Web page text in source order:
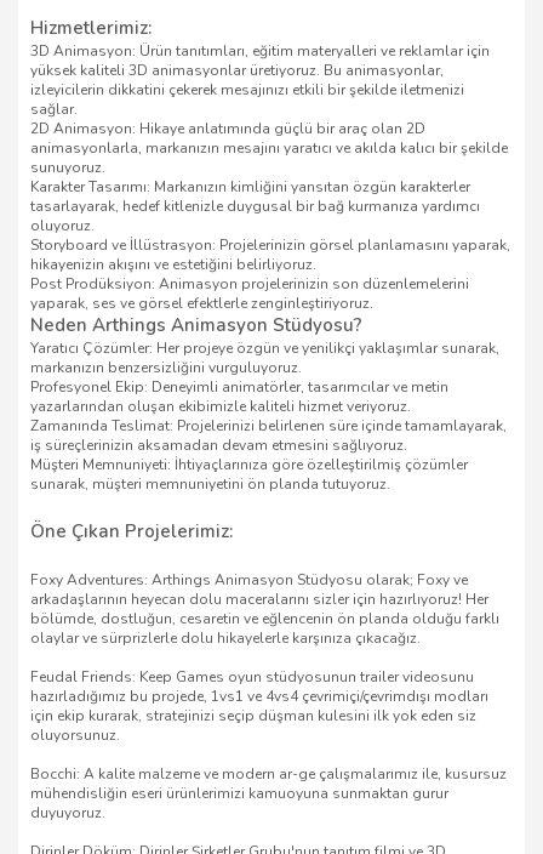
Hizmetlerimiz:
3D Animasyon: Ürün tanıtımları, eğitim materyalleri ve reklamlar için
yüksek kaliteli 3D animasyonlar üretiyoruz. Bu animasyonlar,
izleyicilerin dikkatini çekerek mesajınızı etkili bir şekilde iletmenizi
sağlar.
2D Animasyon: Hikaye anlatımında güçlü bir araç olan 2D
animasyonlarla, markanızın mesajını yaratıcı ve akılda kalıcı bir şekilde
sunuyoruz.
Karakter Tasarımı: Markanızın kimliğini yansıtan özgün karakterler
tasarlayarak, hedef kitlenizle duygusal bir bağ kurmanıza yardımcı
oluyoruz.
Storyboard ve İllüstrasyon: Projelerinizin görsel planlamasını yaparak,
hikayenizin akışını ve estetiğini belirliyoruz.
Post Prodüksiyon: Animasyon projelerinizin son düzenlemelerini
yaparak, ses ve görsel efektlerle zenginleştiriyoruz.
Neden Arthings Animasyon Stüdyosu?
Yaratıcı Çözümler: Her projeye özgün ve yenilikçi yaklaşımlar sunarak,
markanızın benzersizliğini vurguluyoruz.
Profesyonel Ekip: Deneyimli animatörler, tasarımcılar ve metin
yazarlarından oluşan ekibimizle kaliteli hizmet veriyoruz.
Zamanında Teslimat: Projelerinizi belirlenen süre içinde tamamlayarak,
iş süreçlerinizin aksamadan devam etmesini sağlıyoruz.
Müşteri Memnuniyeti: İhtiyaçlarınıza göre özelleştirilmiş çözümler
sunarak, müşteri memnuniyetini ön planda tutuyoruz.
Öne Çıkan Projelerimiz:
Foxy Adventures: Arthings Animasyon Stüdyosu olarak; Foxy ve
arkadaşlarının heyecan dolu maceralarını sizler için hazırlıyoruz! Her
bölümde, dostluğun, cesaretin ve eğlencenin ön planda olduğu farklı
olaylar ve sürprizlerle dolu hikayelerle karşınıza çıkacağız.
Feudal Friends: Keep Games oyun stüdyosunun trailer videosunu
hazırladığımız bu projede, 1vs1 ve 4vs4 çevrimiçi/çevrimdışı modları
için ekip kurarak, stratejinizi seçip düşman kulesini ilk yok eden siz
oluyorsunuz.
Bocchi: A kalite malzeme ve modern ar-ge çalışmalarımız ile, kusursuz
mühendisliğin eseri ürünlerimizi kamuoyuna sunmaktan gurur
duyuyoruz.